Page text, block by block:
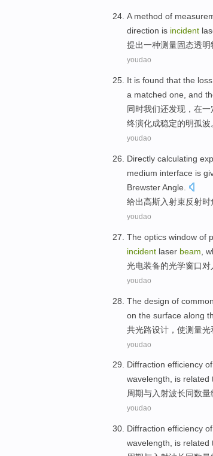
A method of
direction is incident
提出一种测量固态透明
youdao
It is found that the loss
a matched one, and
同时我们还发现 ， 在一
终演化成稳定的明孤波
youdao
Directly calculating
medium interface is
Brewster Angle.
给出高斯入射束反射时
youdao
The optics window of
incident laser beam
光电装备的光学窗口对
youdao
The design of common
on the surface along
共光路设计 ， 使测量光
youdao
Diffraction efficiency of
wavelength, is related
周期与入射波长同数量
youdao
Diffraction efficiency of
wavelength , is related